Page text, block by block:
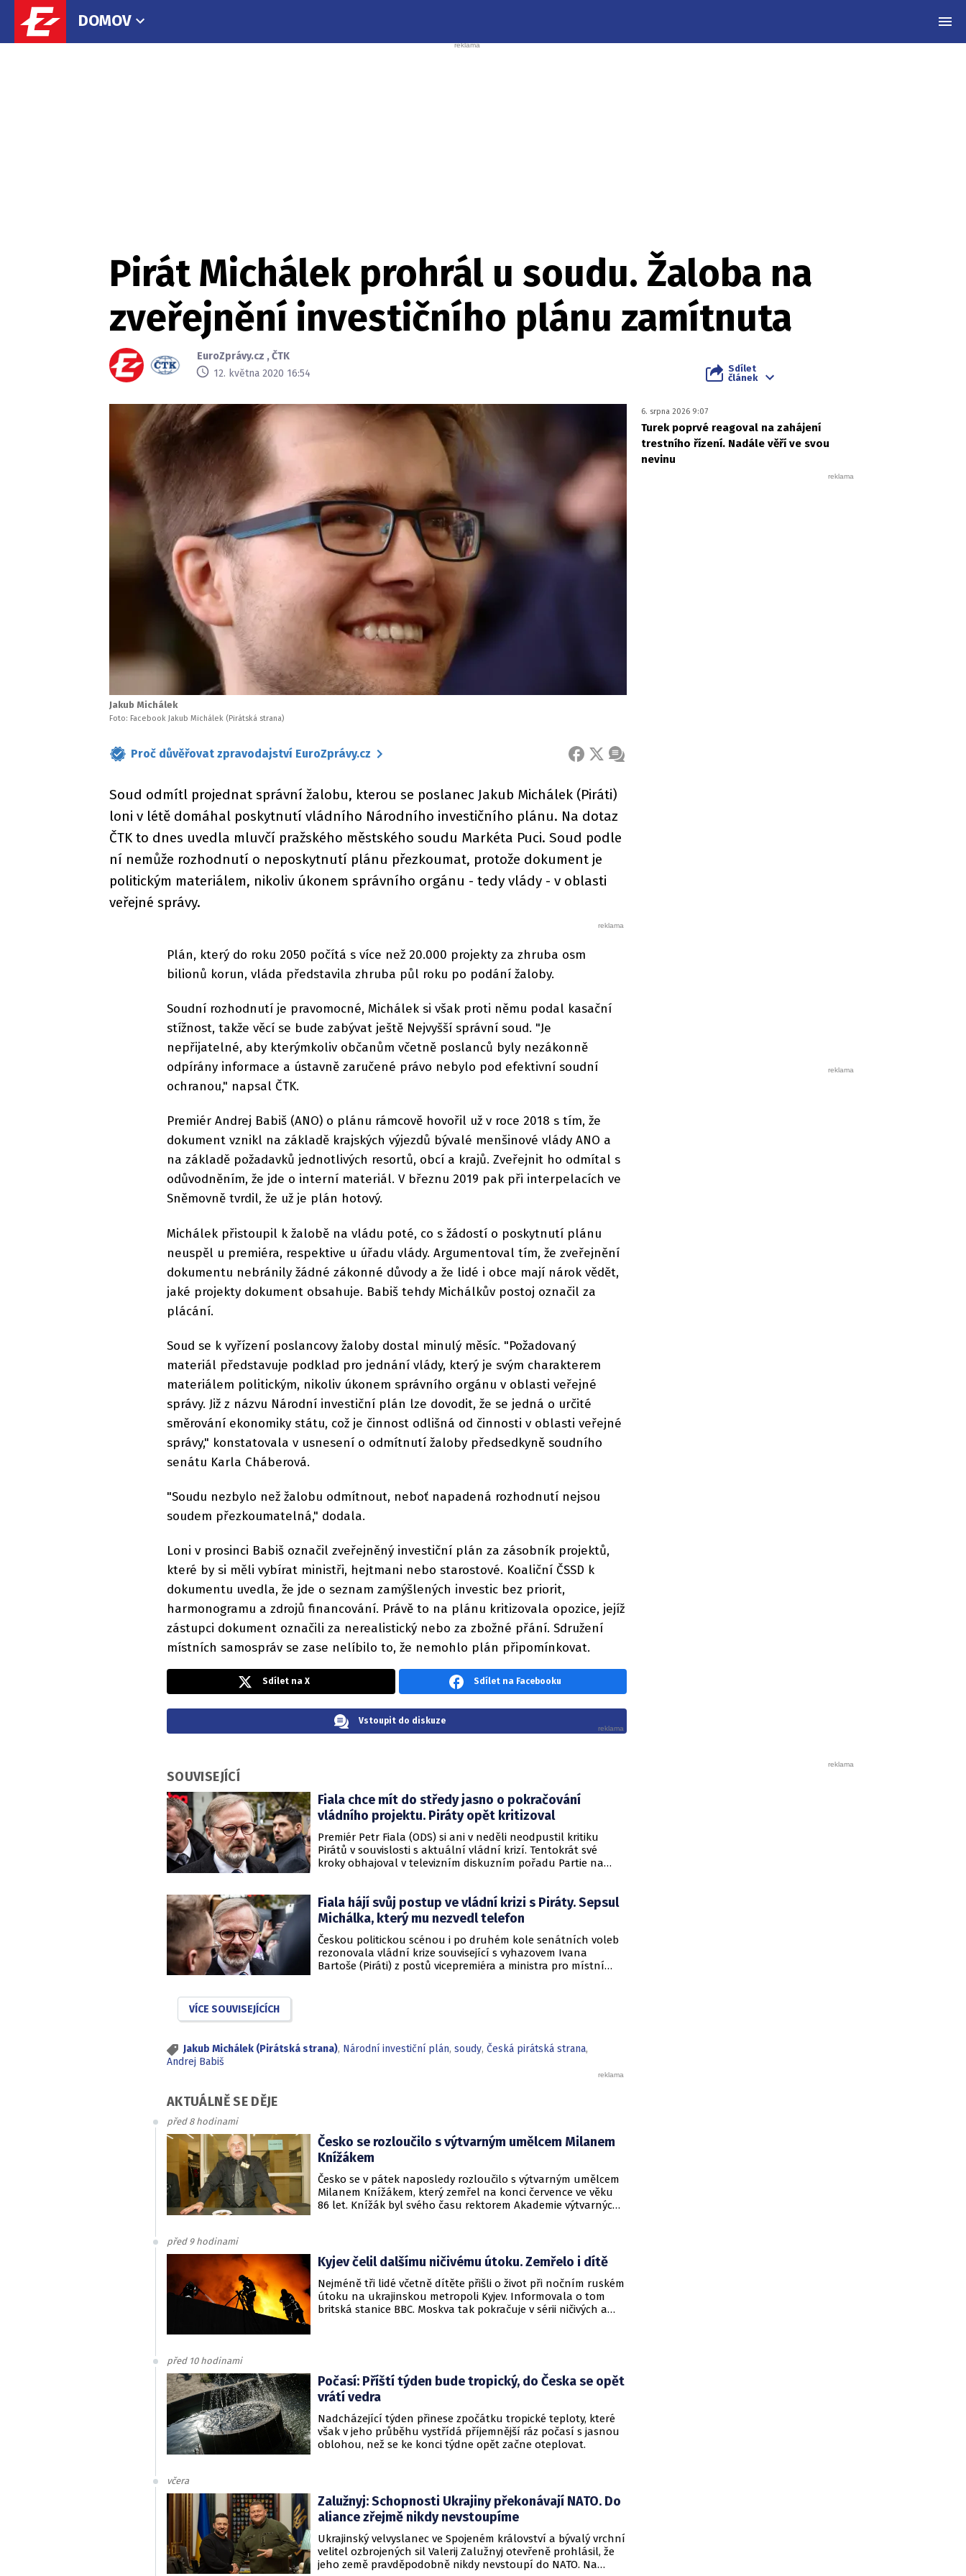
DOMOV
Pirát Michálek prohrál u soudu. Žaloba na
zveřejnění investičního plánu zamítnuta
EuroZprávy.cz ,ČTK
12. května 2020 16:54
Sdílet
článek
Jakub Michálek
Foto: Facebook Jakub Michálek (Pirátská strana)
Proč důvěřovat zpravodajství EuroZprávy.cz FACEBOOK
X ZPRÁVA
Soud odmítl projednat správní žalobu, kterou se poslanec Jakub Michálek (Piráti)
loni v létě domáhal poskytnutí vládního Národního investičního plánu. Na dotaz
ČTK to dnes uvedla mluvčí pražského městského soudu Markéta Puci. Soud podle
ní nemůže rozhodnutí o neposkytnutí plánu přezkoumat, protože dokument je
politickým materiálem, nikoliv úkonem správního orgánu - tedy vlády - v oblasti
veřejné správy.
Plán, který do roku 2050 počítá s více než 20.000 projekty za zhruba osm
bilionů korun, vláda představila zhruba půl roku po podání žaloby.
Soudní rozhodnutí je pravomocné, Michálek si však proti němu podal kasační
stížnost, takže věcí se bude zabývat ještě Nejvyšší správní soud. "Je
nepřijatelné, aby kterýmkoliv občanům včetně poslanců byly nezákonně
odpírány informace a ústavně zaručené právo nebylo pod efektivní soudní
ochranou," napsal ČTK.
Premiér Andrej Babiš (ANO) o plánu rámcově hovořil už v roce 2018 s tím, že
dokument vznikl na základě krajských výjezdů bývalé menšinové vlády ANO a
na základě požadavků jednotlivých resortů, obcí a krajů. Zveřejnit ho odmítal s
odůvodněním, že jde o interní materiál. V březnu 2019 pak při interpelacích ve
Sněmovně tvrdil, že už je plán hotový.
Michálek přistoupil k žalobě na vládu poté, co s žádostí o poskytnutí plánu
neuspěl u premiéra, respektive u úřadu vlády. Argumentoval tím, že zveřejnění
dokumentu nebránily žádné zákonné důvody a že lidé i obce mají nárok vědět,
jaké projekty dokument obsahuje. Babiš tehdy Michálkův postoj označil za
plácání.
Soud se k vyřízení poslancovy žaloby dostal minulý měsíc. "Požadovaný
materiál představuje podklad pro jednání vlády, který je svým charakterem
materiálem politickým, nikoliv úkonem správního orgánu v oblasti veřejné
správy. Již z názvu Národní investiční plán lze dovodit, že se jedná o určité
směrování ekonomiky státu, což je činnost odlišná od činnosti v oblasti veřejné
správy," konstatovala v usnesení o odmítnutí žaloby předsedkyně soudního
senátu Karla Cháberová.
"Soudu nezbylo než žalobu odmítnout, neboť napadená rozhodnutí nejsou
soudem přezkoumatelná," dodala.
Loni v prosinci Babiš označil zveřejněný investiční plán za zásobník projektů,
které by si měli vybírat ministři, hejtmani nebo starostové. Koaliční ČSSD k
dokumentu uvedla, že jde o seznam zamýšlených investic bez priorit,
harmonogramu a zdrojů financování. Právě to na plánu kritizovala opozice, jejíž
zástupci dokument označili za nerealistický nebo za zbožné přání. Sdružení
místních samospráv se zase nelíbilo to, že nemohlo plán připomínkovat.
6. srpna 2026 9:07
Turek poprvé reagoval na zahájení
trestního řízení. Nadále věří ve svou
nevinu
Sdílet na X Sdílet na Facebooku
Vstoupit do diskuze
SOUVISEJÍCÍ
Fiala chce mít do středy jasno o pokračování
vládního projektu. Piráty opět kritizoval
Premiér Petr Fiala (ODS) si ani v neděli neodpustil kritiku
Pirátů v souvislosti s aktuální vládní krizí. Tentokrát své
kroky obhajoval v televizním diskuzním pořadu Partie na
bude vládnutí pokračovat.
Fiala hájí svůj postup ve vládní krizi s Piráty. Sepsul
Michálka, který mu nezvedl telefon
Českou politickou scénou i po druhém kole senátních voleb
rezonovala vládní krize související s vyhazovem Ivana
Bartoše (Piráti) z postů vicepremiéra a ministra pro místní
VÍCE SOUVISEJÍCÍCH
Jakub Michálek (Pirátská strana), Národní investiční plán, soudy, Česká pirátská strana,
Andrej Babiš
AKTUÁLNĚ SE DĚJE
před 8 hodinami
Česko se rozloučilo s výtvarným umělcem Milanem
Knížákem
Česko se v pátek naposledy rozloučilo s výtvarným umělcem
Milanem Knížákem, který zemřel na konci července ve věku
86 let. Knížák byl svého času rektorem Akademie výtvarných
před 9 hodinami
Kyjev čelil dalšímu ničivému útoku. Zemřelo i dítě
Nejméně tři lidé včetně dítěte přišli o život při nočním ruském
útoku na ukrajinskou metropoli Kyjev. Informovala o tom
britská stanice BBC. Moskva tak pokračuje v sérii ničivých a
před 10 hodinami
Počasí: Příští týden bude tropický, do Česka se opět
vrátí vedra
Nadcházející týden přinese zpočátku tropické teploty, které
však v jeho průběhu vystřídá příjemnější ráz počasí s jasnou
oblohou, než se ke konci týdne opět začne oteplovat.
včera
Zalužnyj: Schopnosti Ukrajiny překonávají NATO. Do
aliance zřejmě nikdy nevstoupíme
Ukrajinský velvyslanec ve Spojeném království a bývalý vrchní
velitel ozbrojených sil Valerij Zalužnyj otevřeně prohlásil, že
jeho země pravděpodobně nikdy nevstoupí do NATO. Na